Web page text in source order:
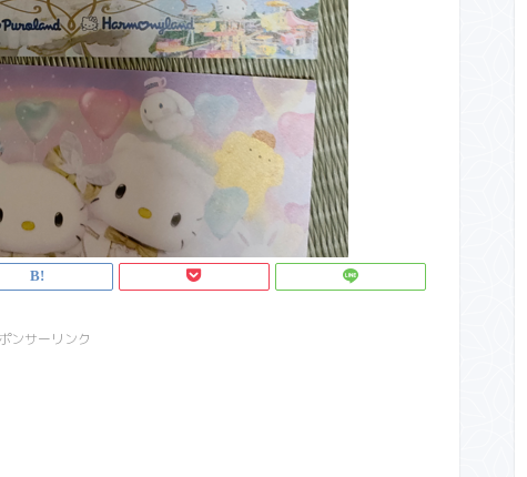
ンサーリンク